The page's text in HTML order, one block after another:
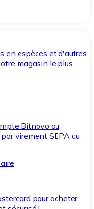
en espèces et d'autres
magasin le plus
Bitnovo ou
virement SEPA au
pour acheter